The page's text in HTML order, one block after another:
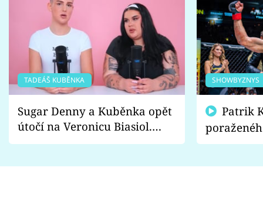
TADEÁŠ KUBĚNKA
Sugar Denny a Kuběnka opět
útočí na Veronicu Biasiol.
Proč je podle nich falešná a
SHOWBYZNYS
fanoušci